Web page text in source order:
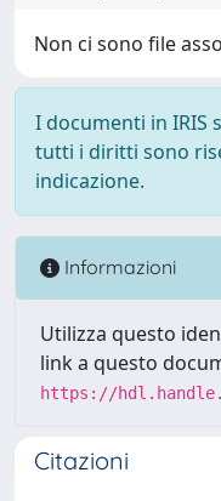
Non ci sono file
I documenti in IRIS
tutti i diritti sono
indicazione.
Informazioni
Utilizza questo
link a questo
https://
Citazioni